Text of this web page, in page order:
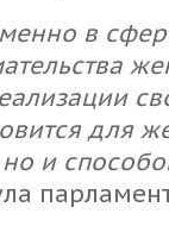
в
для
и